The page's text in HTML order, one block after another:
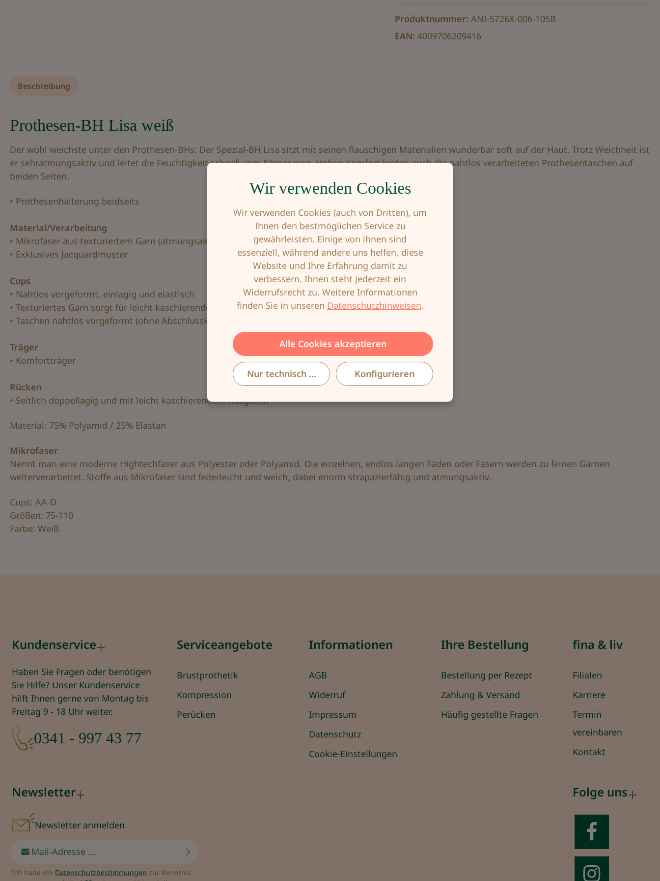
Produktnummer: ANI-5726X-006-105B
EAN: 4009706209416
Beschreibung
Prothesen-BH Lisa weiß
Der wohl weichste unter den Prothesen-BHs: Der Spezial-BH Lisa sitzt mit seinen flauschigen Materialien wunderbar soft auf der Haut. Trotz Weichheit ist
er sehratmungsaktiv und leitet die Feuchtigkeit schnell vom Körper weg. Hohen Komfort bieten auch die nahtlos verarbeiteten Prothesentaschen auf
beiden Seiten.
• Prothesenhalterung beidseits
Material/Verarbeitung
• Mikrofaser aus texturiertem Garn (atmungsaktiv)
• Exklusives Jacquardmuster
Cups
• Nahtlos vorgeformt, einlagig und elastisch
• Texturiertes Garn sorgt für leicht kaschierenden Ausgleich
• Taschen nahtlos vorgeformt (ohne Abschlusskanten)
Träger
• Komfortträger
Rücken
• Seitlich doppellagig und mit leicht kaschierendem Ausgleich
Material: 75% Polyamid / 25% Elastan
Mikrofaser
Nennt man eine moderne Hightechfaser aus Polyester oder Polyamid. Die einzelnen, endlos langen Fäden oder Fasern werden zu feinen Garnen
weiterverarbeitet. Stoffe aus Mikrofaser sind federleicht und weich, dabei enorm strapazierfähig und atmungsaktiv.
Cups: AA-D
Größen: 75-110
Farbe: Weiß
Kundenservice
Haben Sie Fragen oder benötigen
Sie Hilfe? Unser Kundenservice
hilft Ihnen gerne von Montag bis
Freitag 9 - 18 Uhr weiter.
0341 - 997 43 77
Serviceangebote
Brustprothetik
Kompression
Perücken
Informationen
AGB
Widerruf
Impressum
Datenschutz
Cookie-Einstellungen
Ihre Bestellung
Bestellung per Rezept
Zahlung & Versand
Häufig gestellte Fragen
fina & liv
Filialen
Karriere
Termin
vereinbaren
Kontakt
Newsletter
Newsletter anmelden
E-Mail-Adresse*
Ich habe die Datenschutzbestimmungen zur Kenntnis
Folge uns
Wir verwenden Cookies
Wir verwenden Cookies (auch von Dritten), um
Ihnen den bestmöglichen Service zu
gewährleisten. Einige von ihnen sind
essenziell, während andere uns helfen, diese
Website und Ihre Erfahrung damit zu
verbessern. Ihnen steht jederzeit ein
Widerrufsrecht zu. Weitere Informationen
finden Sie in unseren Datenschutzhinweisen.
Alle Cookies akzeptieren
Nur technisch notwendigeKonfigurieren